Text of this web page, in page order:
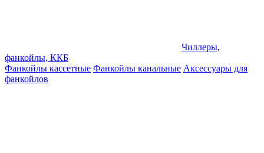
Чиллеры,
фанкойлы, ККБ
Фанкойлы кассетные Фанкойлы канальные Аксессуары для
фанкойлов